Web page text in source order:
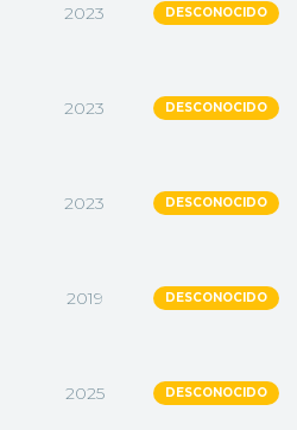
2023 DESCONOCIDO
2023 DESCONOCIDO
2023 DESCONOCIDO
2019 DESCONOCIDO
2025 DESCONOCIDO